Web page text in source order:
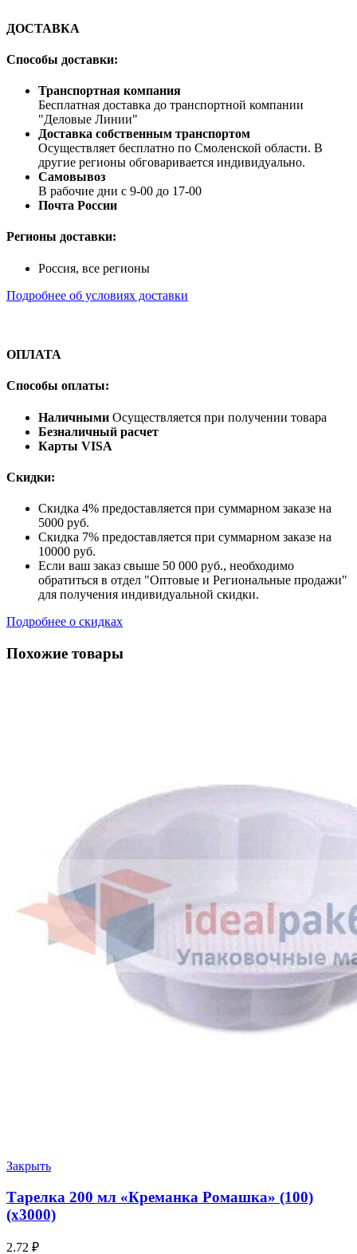
ДОСТАВКА
Способы доставки:
Транспортная компания
Бесплатная доставка до транспортной компании
"Деловые Линии"
Доставка собственным транспортом
Осуществляет бесплатно по Смоленской области. В
другие регионы обговаривается индивидуально.
Самовывоз
В рабочие дни с 9-00 до 17-00
Почта России
Регионы доставки:
Россия, все регионы
Подробнее об условиях доставки
ОПЛАТА
Способы оплаты:
Наличными Осуществляется при получении товара
Безналичный расчет
Карты VISA
Скидки:
Скидка 4% предоставляется при суммарном заказе на
5000 руб.
Скидка 7% предоставляется при суммарном заказе на
10000 руб.
Если ваш заказ свыше 50 000 руб., необходимо
обратиться в отдел "Оптовые и Региональные продажи"
для получения индивидуальной скидки.
Подробнее о скидках
Похожие товары
Закрыть
Тарелка 200 мл «Креманка Ромашка» (100)
(х3000)
2.72 ₽